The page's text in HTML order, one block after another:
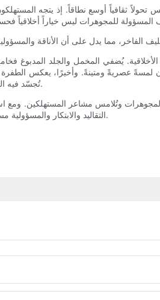
ثقافياً أوسع نطاقاً. إذ يتجه
الأخلاقية. يُضفي المخمل والجلد المدبوغ
عصريةً ومتينةً. وأخيرًا، يعكس الطفرة
تُجسّد فيه الفخامة الاستدامة دون التضحية بالأناقة.
وتُلامس مشاعر المستهلكين. ومع
التقاليد والابتكار والمسؤولية مستقبل مواد تغليف المجوهرات الفاخرة.